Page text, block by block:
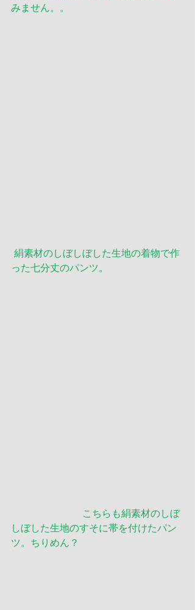
みません。。
絹素材のしぼしぼした生地の着物で作
った七分丈のパンツ。
しぼした生地のすそに帯を付けたパン
ツ。ちりめん？